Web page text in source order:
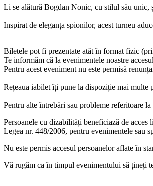
Li se alătură Bogdan Nonic, cu stilul său unic,
Inspirat de eleganța spionilor, acest turneu
Biletele pot fi prezentate atât în format fizic
Te informăm că la evenimentele noastre
Pentru acest eveniment nu este permisă
Rețeaua iabilet îți pune la dispoziție mai multe
Pentru alte întrebări sau probleme referitoare
Persoanele cu dizabilități beneficiază de
Legea nr. 448/2006, pentru evenimentele sau
Nu este permis accesul persoanelor aflate în
Vă rugăm ca în timpul evenimentului să țineți